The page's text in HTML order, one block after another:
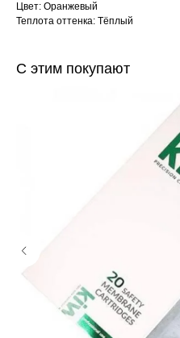
Цвет: Оранжевый
Теплота оттенка: Тёплый
С этим покупают